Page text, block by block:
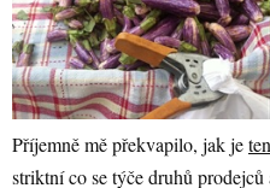
Příjemně mě překvapilo, jak je
striktní co se týče druhů